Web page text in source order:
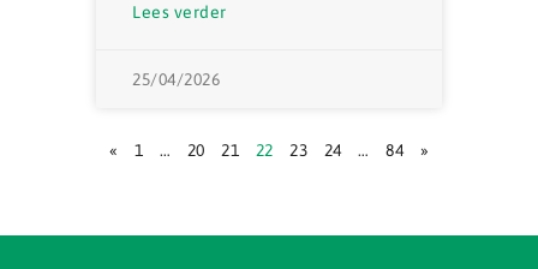
Lees verder
25/04/2026
« 1 … 20 21 22 23 24 … 84 »